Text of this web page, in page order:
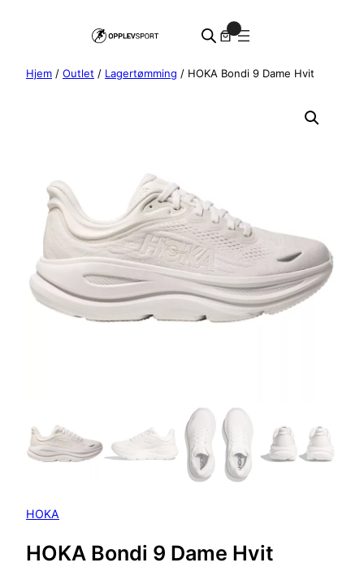
Hjem / Outlet / Lagertømming / HOKA Bondi 9 Dame Hvit
HOKA
HOKA Bondi 9 Dame Hvit